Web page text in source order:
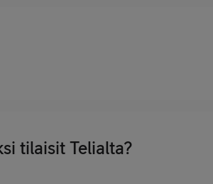
tilaisit Telialta?